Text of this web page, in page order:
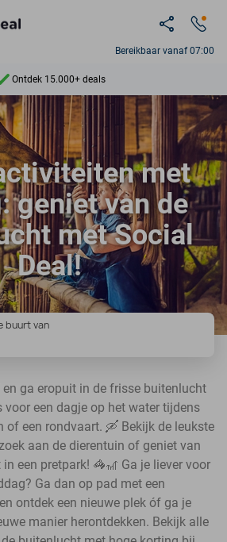
Bereikbaar vanaf 07:00
Ontdek 15.000+ deals
dagen per week beschikbaar
10+ miljoen leden
9,4
Ontdek 15.000+ deals
met
geniet van de
met Social
Deal!
buurt van
ga eropuit in de frisse buitenlucht
voor een dagje op het water tijdens
of een rondvaart. 🛶 Bekijk de leukste
aan de dierentuin of geniet van
een pretpark! 🦓🎢 Ga je liever voor
Ga dan op pad met een
ontdek een nieuwe plek óf ga je
manier herontdekken. Bekijk alle